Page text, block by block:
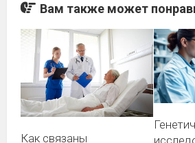
Вам также может
Как связаны